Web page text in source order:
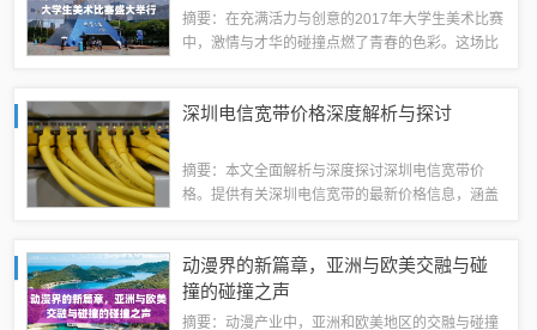
摘要：在充满活力与创意的2017年大学生美术比赛
中，激情与才华的碰撞点燃了青春的色彩。这场比
美的独特理解和对艺术的热爱。这场比赛...
深圳电信宽带价格深度解析与探讨
摘要：本文全面解析与深度探讨深圳电信宽带价
格。提供有关深圳电信宽带的最新价格信息，涵盖
务时需要考虑的关键因素。旨在帮助消费者更好...
动漫界的新篇章，亚洲与欧美交融与碰
撞的碰撞之声
摘要：动漫产业中，亚洲和欧美地区的交融与碰撞